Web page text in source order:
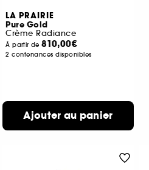
LA PRAIRIE
Pure Gold
Crème Radiance
À partir de810,00€
2 contenances disponibles
Ajouter au panier